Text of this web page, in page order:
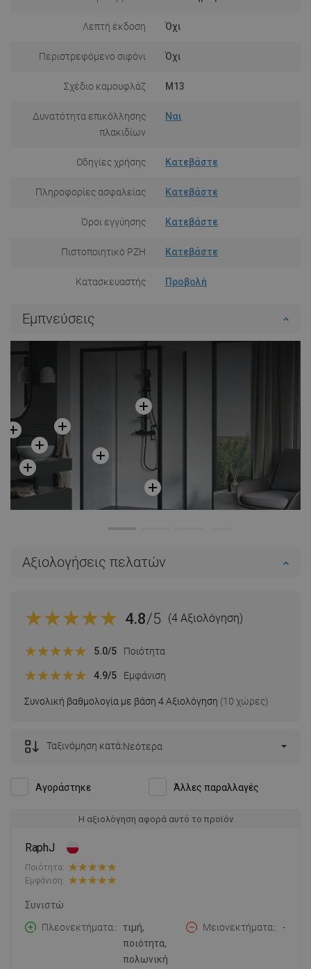
Λεπτή έκδοση Όχι
Περιστρεφόμενο σιφόνι Όχι
Σχέδιο καμουφλάζ M13
Δυνατότητα επικόλλησης
πλακιδίων
Ναι
Οδηγίες χρήσης Κατεβάστε
Πληροφορίες ασφαλείας Κατεβάστε
Όροι εγγύησης Κατεβάστε
Πιστοποιητικό PZH Κατεβάστε
Κατασκευαστής Προβολή
Εμπνεύσεις
Αξιολογήσεις πελατών
4.8/5 (4 Αξιολόγηση)
Συνολική βαθμολογία με βάση 4 Αξιολόγηση (10 χώρες)
5.0/5 Ποιότητα
4.9/5 Εμφάνιση
Αγοράστηκε Άλλες παραλλαγές
Ταξινόμηση κατά:Νεότερα
Η αξιολόγηση αφορά αυτό το προϊόν
RaphJ
Ποιότητα:
Εμφάνιση:
Συνιστώ
Πλεονεκτήματα:
τιμή,
ποιότητα,
πολωνική
Μειονεκτήματα: -